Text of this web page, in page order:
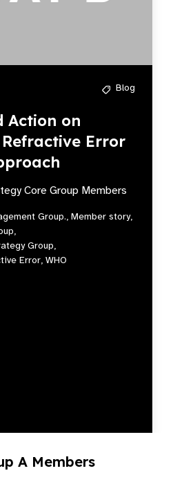
Blog
Action on
Error
Core Group Members
Group., Member story,
Group,
Error, WHO
A Members